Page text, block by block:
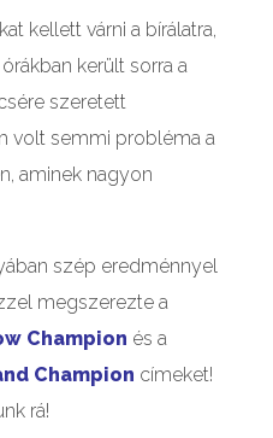
kellett várni a bírálatra,
került sorra a
szeretett
volt semmi probléma a
aminek nagyon
szép eredménnyel
megszerezte a
Champion és a
Champion címeket!
rá!